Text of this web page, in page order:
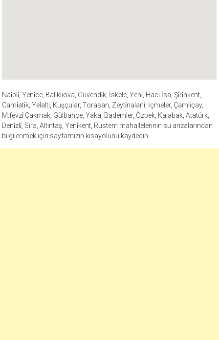
Nai̇pli̇, Yeni̇ce, Balikliova, Güvendi̇k, İskele, Yeni̇, Haci İsa, Şi̇ri̇nkent,
Cami̇ati̇k, Yelalti, Kuşçular, Torasan, Zeyti̇nalani, İçmeler, Çamliçay,
M.fevzi̇ Çakmak, Gülbahçe, Yaka, Bademler, Özbek, Kalabak, Atatürk,
Deni̇zli̇, Sira, Altintaş, Yeni̇kent, Rüstem mahallelerinin su arızalarından
bilgilenmek için sayfamızın kısayolunu kaydedin.